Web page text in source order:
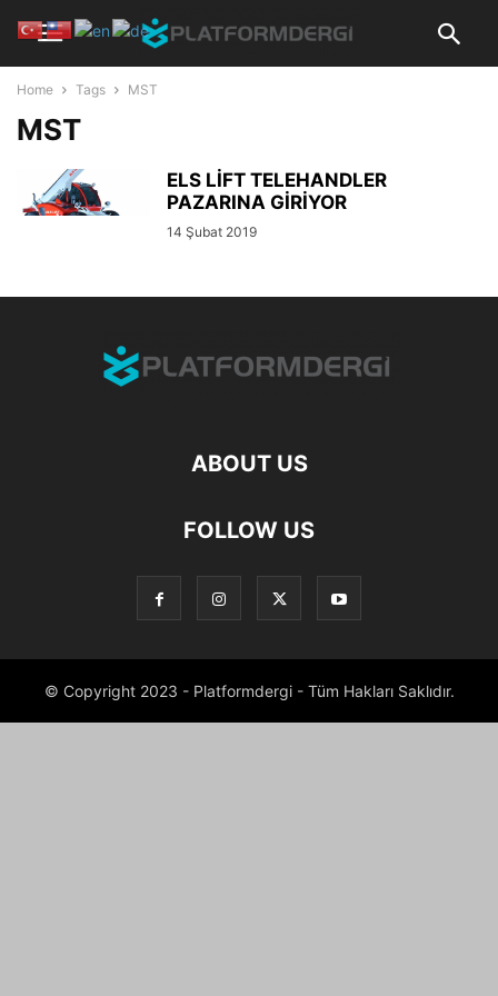
Home Tags MST
MST
ELS LİFT TELEHANDLER
PAZARINA GİRİYOR
14 Şubat 2019
ABOUT US
FOLLOW US
© Copyright 2023 - Platformdergi - Tüm Hakları Saklıdır.